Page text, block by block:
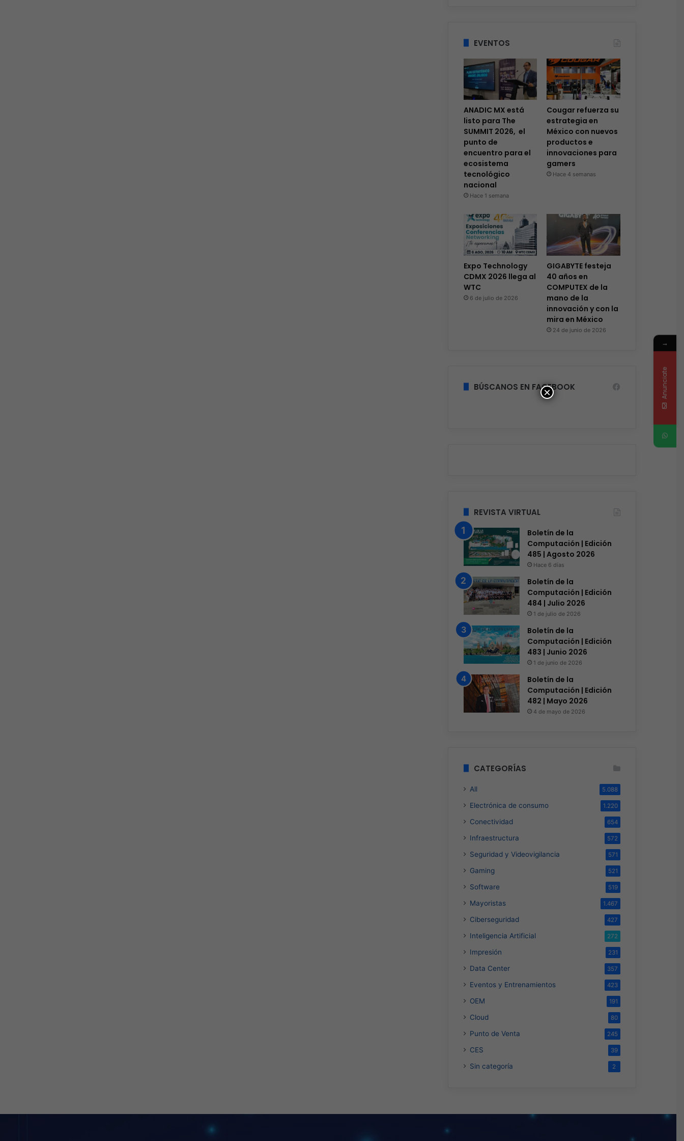
EVENTOS
ANADIC MX está
listo para The
SUMMIT 2026, el
punto de
encuentro para el
ecosistema
tecnológico
nacional
Hace 1 semana
Cougar refuerza su
estrategia en
México con nuevos
productos e
innovaciones para
gamers
Hace 4 semanas
Expo Technology
CDMX 2026 llega al
WTC
6 de julio de 2026
GIGABYTE festeja
40 años en
COMPUTEX de la
mano de la
innovación y con la
mira en México
24 de junio de 2026
BÚSCANOS EN FACEBOOK
REVISTA VIRTUAL
Boletín de la
Computación | Edición
485 | Agosto 2026
Hace 6 días
Boletín de la
Computación | Edición
484 | Julio 2026
1 de julio de 2026
Boletín de la
Computación | Edición
483 | Junio 2026
1 de junio de 2026
Boletín de la
Computación | Edición
482 | Mayo 2026
4 de mayo de 2026
CATEGORÍAS
All 5.088
Electrónica de consumo 1.220
Conectividad 654
Infraestructura 572
Seguridad y Videovigilancia 571
Gaming 521
Software 519
Mayoristas 1.467
Ciberseguridad 427
Inteligencia Artificial 272
Impresión 231
Data Center 357
Eventos y Entrenamientos 423
OEM 191
Cloud 80
Punto de Venta 245
CES 39
Sin categoría 2
×
→
Anunciate